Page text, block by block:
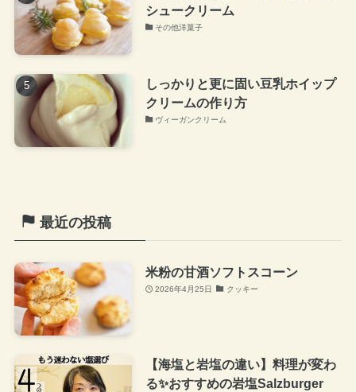
シュークリーム
その他洋菓子
しっかりと更に固い豆乳ホイップ
クリームの作り方
ヴィーガンクリーム
最近の投稿
米粉の甘酒ソフトスコーン
2026年4月25日 クッキー
【海塩と岩塩の違い】料理が変わ
る✨おすすめの岩塩Salzburger